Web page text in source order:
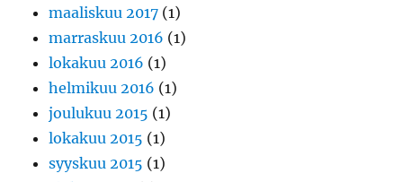
maaliskuu 2017 (1)
marraskuu 2016 (1)
lokakuu 2016 (1)
helmikuu 2016 (1)
joulukuu 2015 (1)
lokakuu 2015 (1)
syyskuu 2015 (1)